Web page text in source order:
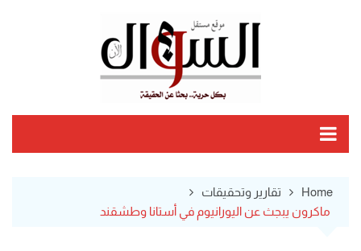
Home
تقارير وتحقيقات
ماكرون يبجث عن اليورانيوم في أستانا وطشقند